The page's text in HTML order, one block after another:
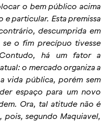
o bem público acima
particular. Esta premissa
descumprida em
se o fim precípuo tivesse
há um fator a
o mercado organiza a
vida pública, porém sem
espaço para um novo
Ora, tal atitude não é
segundo Maquiavel,